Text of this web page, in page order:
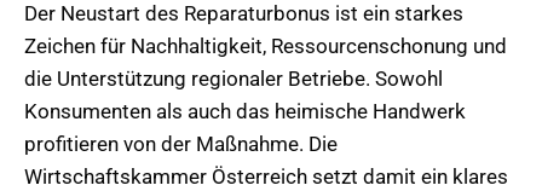
Der Neustart des Reparaturbonus ist ein starkes
Zeichen für Nachhaltigkeit, Ressourcenschonung und
die Unterstützung regionaler Betriebe. Sowohl
Konsumenten als auch das heimische Handwerk
profitieren von der Maßnahme. Die
Wirtschaftskammer Österreich setzt damit ein klares